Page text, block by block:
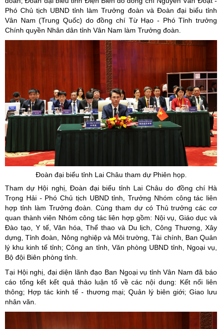
Phó Chủ tịch UBND tỉnh làm Trưởng đoàn và Đoàn đại biểu tỉnh
Vân Nam (Trung Quốc) do đồng chí Từ Hạo - Phó Tỉnh trưởng
Chính quyền Nhân dân tỉnh Vân Nam làm Trưởng đoàn.
Đoàn đại biểu tỉnh Lai Châu tham dự Phiên họp.
Tham dự Hội nghị, Đoàn đại biểu tỉnh Lai Châu do đồng chí Hà
Trọng Hải - Phó Chủ tịch UBND tỉnh, Trưởng Nhóm công tác liên
hợp tỉnh làm Trưởng đoàn. Cùng tham dự có Thủ trưởng các cơ
quan thành viên Nhóm công tác liên hợp gồm: Nội vụ, Giáo dục và
Đào tạo, Y tế, Văn hóa, Thể thao và Du lịch, Công Thương, Xây
dựng, Tỉnh đoàn, Nông nghiệp và Môi trường, Tài chính, Ban Quản
lý khu kinh tế tỉnh; Công an tỉnh, Văn phòng UBND tỉnh, Ngoại vụ,
Bộ đội Biên phòng tỉnh.
Tại Hội nghị, đại diện lãnh đạo Ban Ngoại vụ tỉnh Vân Nam đã báo
cáo tổng kết kết quả thảo luận tổ về các nội dung: Kết nối liên
thông; Hợp tác kinh tế - thương mại; Quản lý biên giới; Giao lưu
nhân văn.